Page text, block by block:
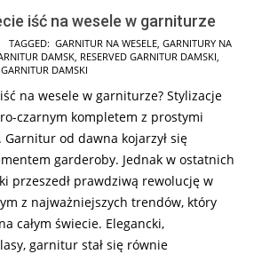
iść na wesele w garniturze
TAGGED: GARNITUR NA WESELE, GARNITURY NA
DAMSK, RESERVED GARNITUR DAMSKI,
DAMSKI
na wesele w garniturze? Stylizacje
czarnym kompletem z prostymi
od dawna kojarzył się
garderoby. Jednak w ostatnich
przeszedł prawdziwą rewolucję w
z najważniejszych trendów, który
całym świecie. Elegancki,
garnitur stał się równie